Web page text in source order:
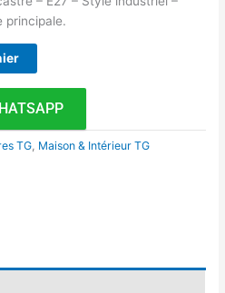
principale.
TG Maison & Intérieur TG